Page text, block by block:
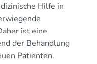
Hilfe in
ist eine
der Behandlung
Patienten.